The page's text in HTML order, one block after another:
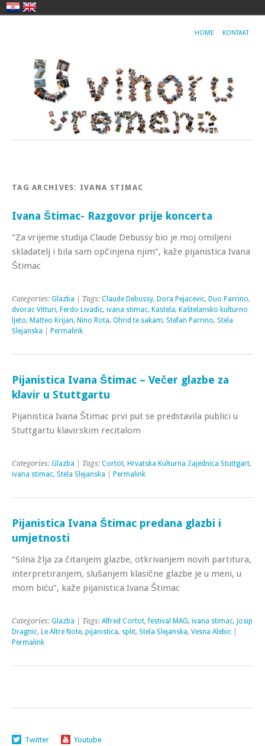
HOME KONTAKT
TAG ARCHIVES: IVANA STIMAC
Ivana Štimac- Razgovor prije koncerta
“Za vrijeme studija Claude Debussy bio je moj omiljeni
skladatelj i bila sam opčinjena njim”, kaže pijanistica Ivana
Štimac
Categories: Glazba | Tags: Claude Debussy, Dora Pejacevic, Duo Parrino,
dvorac Vitturi, Ferdo Livadic, ivana stimac, Kastela, Kaštelansko kulturno
ljeto, Matteo Krijan, Nino Rota, Ohrid te sakam, Stefan Parrino, Stela
Slejanska
Permalink
Pijanistica Ivana Štimac – Večer glazbe za
klavir u Stuttgartu
Pijanistica Ivana Štimac prvi put se predstavila publici u
Stuttgartu klavirskim recitalom
Categories: Glazba | Tags: Cortot, Hrvatska Kulturna Zajednica Stuttgart,
ivana stimac, Stela Slejanska Permalink
Pijanistica Ivana Štimac predana glazbi i
umjetnosti
“Silna žlja za čitanjem glazbe, otkrivanjem novih partitura,
interpretiranjem, slušanjem klasične glazbe je u meni, u
mom biću”, kaže pijanistica Ivana Štimac
Categories: Glazba | Tags: Alfred Cortot,festival MAG, ivana stimac, Josip
Dragnic, Le Altre Note, pijanistica, split, Stela Slejanska, Vesna Alebic
Permalink
Twitter Youtube